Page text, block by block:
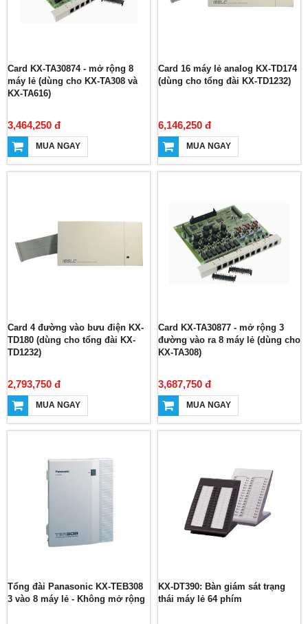
Card KX-TA30874 - mở rộng 8
máy lẻ (dùng cho KX-TA308 và
KX-TA616)
3,464,250 đ
MUA NGAY
Card 16 máy lẻ analog KX-TD174
(dùng cho tổng đài KX-TD1232)
6,146,250 đ
MUA NGAY
Card 4 đường vào bưu điện KX-
TD180 (dùng cho tổng đài KX-
TD1232)
2,793,750 đ
MUA NGAY
Card KX-TA30877 - mở rộng 3
đường vào ra 8 máy lẻ (dùng cho
KX-TA308)
3,687,750 đ
MUA NGAY
Tổng đài Panasonic KX-TEB308
3 vào 8 máy lẻ - Không mở rộng
KX-DT390: Bàn giám sát trạng
thái máy lẻ 64 phím